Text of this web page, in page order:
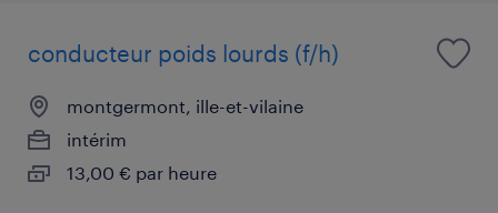
conducteur poids lourds (f/h)
montgermont, ille-et-vilaine
intérim
13,00 € par heure